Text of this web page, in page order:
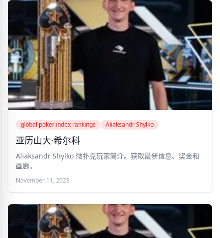
global poker index rankings Aliaksandr Shylko
亚历山大·希尔科
Aliaksandr Shylko 微扑克玩家简介。获取最新信息、奖金和
画廊。
November 11, 2023